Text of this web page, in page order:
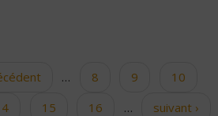
… 8 9
10
15 16 …
suivant ›